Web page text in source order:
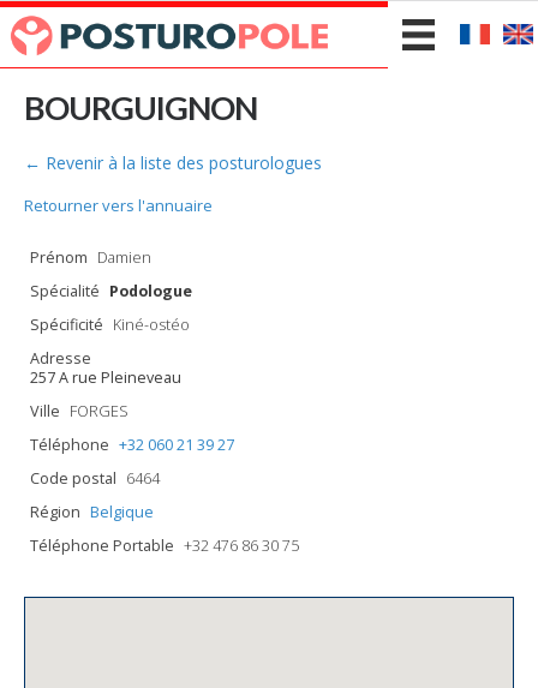
BOURGUIGNON
← Revenir à la liste des posturologues
Retourner vers l'annuaire
Prénom Damien
Spécialité Podologue
Spécificité Kiné-ostéo
Adresse
257 A rue Pleineveau
Ville FORGES
Téléphone +32 060 21 39 27
Code postal 6464
Région Belgique
Téléphone Portable +32 476 86 30 75